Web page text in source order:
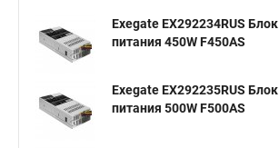
Exegate EX292234RUS Блок
питания 450W F450AS
Exegate EX292235RUS Блок
питания 500W F500AS